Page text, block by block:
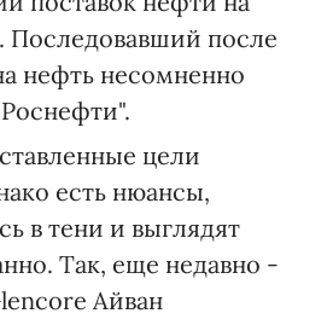
после
нефть несомненно
цели
есть нюансы,
в тени и выглядят
Так, еще недавно -
Айван